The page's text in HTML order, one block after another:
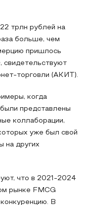
трлн рублей на
больше, чем
пришлось
свидетельствуют
торговли (АКИТ).
когда
представлены
коллаборации,
уже был свой
на других
что в 2021-2024
рынке FMCG
В